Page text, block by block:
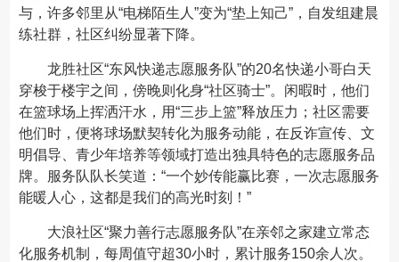
与，许多邻里从“电梯陌生人”变为“垫上知己”，自发组建晨
练社群，社区纠纷显著下降。
龙胜社区“东风快递志愿服务队”的20名快递小哥白天
穿梭于楼宇之间，傍晚则化身“社区骑士”。闲暇时，他们
在篮球场上挥洒汗水，用“三步上篮”释放压力；社区需要
他们时，便将球场默契转化为服务动能，在反诈宣传、文
明倡导、青少年培养等领域打造出独具特色的志愿服务品
牌。服务队队长笑道：“一个妙传能赢比赛，一次志愿服务
能暖人心，这都是我们的高光时刻！”
大浪社区“聚力善行志愿服务队”在亲邻之家建立常态
化服务机制，每周值守超30小时，累计服务150余人次。